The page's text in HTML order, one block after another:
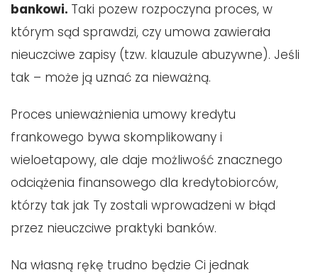
bankowi. Taki pozew rozpoczyna proces, w
którym sąd sprawdzi, czy umowa zawierała
nieuczciwe zapisy (tzw. klauzule abuzywne). Jeśli
tak – może ją uznać za nieważną.
Proces unieważnienia umowy kredytu
frankowego bywa skomplikowany i
wieloetapowy, ale daje możliwość znacznego
odciążenia finansowego dla kredytobiorców,
którzy tak jak Ty zostali wprowadzeni w błąd
przez nieuczciwe praktyki banków.
Na własną rękę trudno będzie Ci jednak